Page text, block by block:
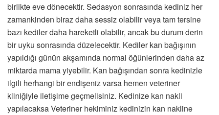
birlikte eve dönecektir. Sedasyon sonrasında kediniz her
zamankinden biraz daha sessiz olabilir veya tam tersine
bazı kediler daha hareketli olabilir, ancak bu durum derin
bir uyku sonrasında düzelecektir. Kediler kan bağışının
yapıldığı günün akşamında normal öğünlerinden daha az
miktarda mama yiyebilir. Kan bağışından sonra kedinizle
ilgili herhangi bir endişeniz varsa hemen veteriner
kliniğiyle iletişime geçmelisiniz. Kedinize kan nakli
yapılacaksa Veteriner hekiminiz kedinizin kan nakline